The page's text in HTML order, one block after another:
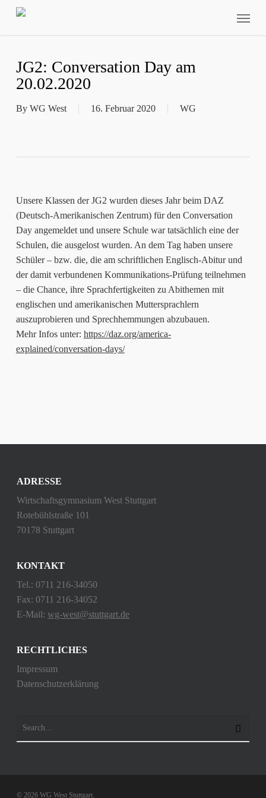
Skip
JG2: Conversation Day am
20.02.2020
By WG West 16. Februar 2020 WG
Unsere Klassen der JG2 wurden dieses Jahr beim DAZ
(Deutsch-Amerikanischen Zentrum) für den Conversation
Day angemeldet und unsere Schule war tatsächlich eine der
Schulen, die ausgelost wurden. An dem Tag haben unsere
Schüler – bzw. die, die am schriftlichen Englisch-Abitur und
der damit verbundenen Kommunikations-Prüfung teilnehmen
– die Chance, ihre Sprachfertigkeiten zu Abithemen mit
englischen und amerikanischen Muttersprachlern
auszuprobieren und Sprechhemmungen abzubauen.
Mehr Infos unter: https://daz.org/america-
explained/conversation-days/
ADRESSE
Wirtschaftsgymnasium West Stuttgart
Rotebühlstraße 101
70178 Stuttgart
KONTAKT
Tel.: 0711 216-34050
Fax: 0711 216-34052
E-Mail: wg-west@stuttgart.de
RECHTLICHES
Impressum
Datenschutzerklärung
© 2026 WG West Stuttgart.